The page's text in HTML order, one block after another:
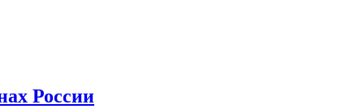
России